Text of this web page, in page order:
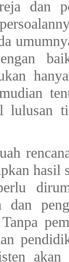
dan
lulusan
hasil
dan
Tanpa